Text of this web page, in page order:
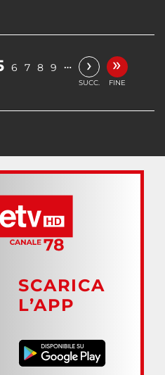
6 7 8 9 … ›
SUCC.
»
FINE
SCARICA
L’APP